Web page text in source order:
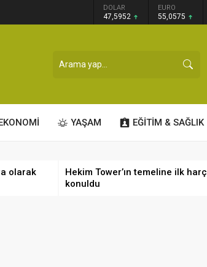
DOLAR
47,5952
EURO
55,0575
YAŞAM EĞİTİM & SAĞLIK
olarak
Hekim Tower’ın temeline ilk harç
konuldu